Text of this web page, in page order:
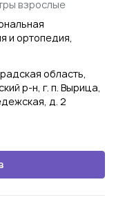
взрослые
и ортопедия,
область,
р-н, г. п. Вырица,
д. 2